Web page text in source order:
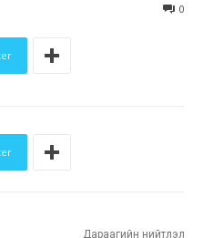
0
Дараагийн нийтлэл